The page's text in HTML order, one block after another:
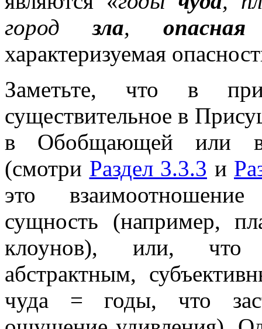
городзла, опасная
характеризуемая
Заметьте, что в
существительное в
в Обобщающей или в
(смотри Раздел 3.3.3 и
это
сущность (например,
клоунов), или, что
абстрактным,
чуда = годы, что